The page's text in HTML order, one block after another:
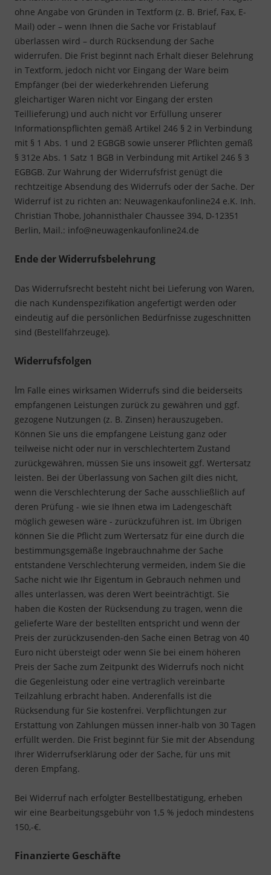
ohne Angabe von Gründen in Textform (z. B. Brief, Fax, E-
Mail) oder – wenn Ihnen die Sache vor Fristablauf
überlassen wird – durch Rücksendung der Sache
widerrufen. Die Frist beginnt nach Erhalt dieser Belehrung
in Textform, jedoch nicht vor Eingang der Ware beim
Empfänger (bei der wiederkehrenden Lieferung
gleichartiger Waren nicht vor Eingang der ersten
Teillieferung) und auch nicht vor Erfüllung unserer
Informationspflichten gemäß Artikel 246 § 2 in Verbindung
mit § 1 Abs. 1 und 2 EGBGB sowie unserer Pflichten gemäß
§ 312e Abs. 1 Satz 1 BGB in Verbindung mit Artikel 246 § 3
EGBGB. Zur Wahrung der Widerrufsfrist genügt die
rechtzeitige Absendung des Widerrufs oder der Sache. Der
Widerruf ist zu richten an: Neuwagenkaufonline24 e.K. Inh.
Christian Thobe, Johannisthaler Chaussee 394, D-12351
Berlin, Mail.: info@neuwagenkaufonline24.de
Ende der Widerrufsbelehrung
Das Widerrufsrecht besteht nicht bei Lieferung von Waren,
die nach Kundenspezifikation angefertigt werden oder
eindeutig auf die persönlichen Bedürfnisse zugeschnitten
sind (Bestellfahrzeuge).
Widerrufsfolgen
Im Falle eines wirksamen Widerrufs sind die beiderseits
empfangenen Leistungen zurück zu gewähren und ggf.
gezogene Nutzungen (z. B. Zinsen) herauszugeben.
Können Sie uns die empfangene Leistung ganz oder
teilweise nicht oder nur in verschlechtertem Zustand
zurückgewähren, müssen Sie uns insoweit ggf. Wertersatz
leisten. Bei der Überlassung von Sachen gilt dies nicht,
wenn die Verschlechterung der Sache ausschließlich auf
deren Prüfung - wie sie Ihnen etwa im Ladengeschäft
möglich gewesen wäre - zurückzuführen ist. Im Übrigen
können Sie die Pflicht zum Wertersatz für eine durch die
bestimmungsgemäße Ingebrauchnahme der Sache
entstandene Verschlechterung vermeiden, indem Sie die
Sache nicht wie Ihr Eigentum in Gebrauch nehmen und
alles unterlassen, was deren Wert beeinträchtigt. Sie
haben die Kosten der Rücksendung zu tragen, wenn die
gelieferte Ware der bestellten entspricht und wenn der
Preis der zurückzusenden-den Sache einen Betrag von 40
Euro nicht übersteigt oder wenn Sie bei einem höheren
Preis der Sache zum Zeitpunkt des Widerrufs noch nicht
die Gegenleistung oder eine vertraglich vereinbarte
Teilzahlung erbracht haben. Anderenfalls ist die
Rücksendung für Sie kostenfrei. Verpflichtungen zur
Erstattung von Zahlungen müssen inner-halb von 30 Tagen
erfüllt werden. Die Frist beginnt für Sie mit der Absendung
Ihrer Widerrufserklärung oder der Sache, für uns mit
deren Empfang.
Bei Widerruf nach erfolgter Bestellbestätigung, erheben
wir eine Bearbeitungsgebühr von 1,5 % jedoch mindestens
150,-€.
Finanzierte Geschäfte